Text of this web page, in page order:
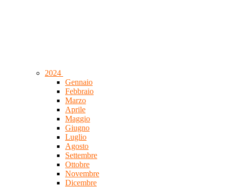
2024
Gennaio
Febbraio
Marzo
Aprile
Maggio
Giugno
Luglio
Agosto
Settembre
Ottobre
Novembre
Dicembre